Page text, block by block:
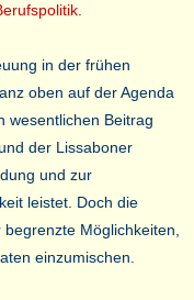
in der frühen
oben auf der Agenda
wesentlichen Beitrag
der Lissaboner
und zur
leistet. Doch die
Möglichkeiten,
einzumischen.